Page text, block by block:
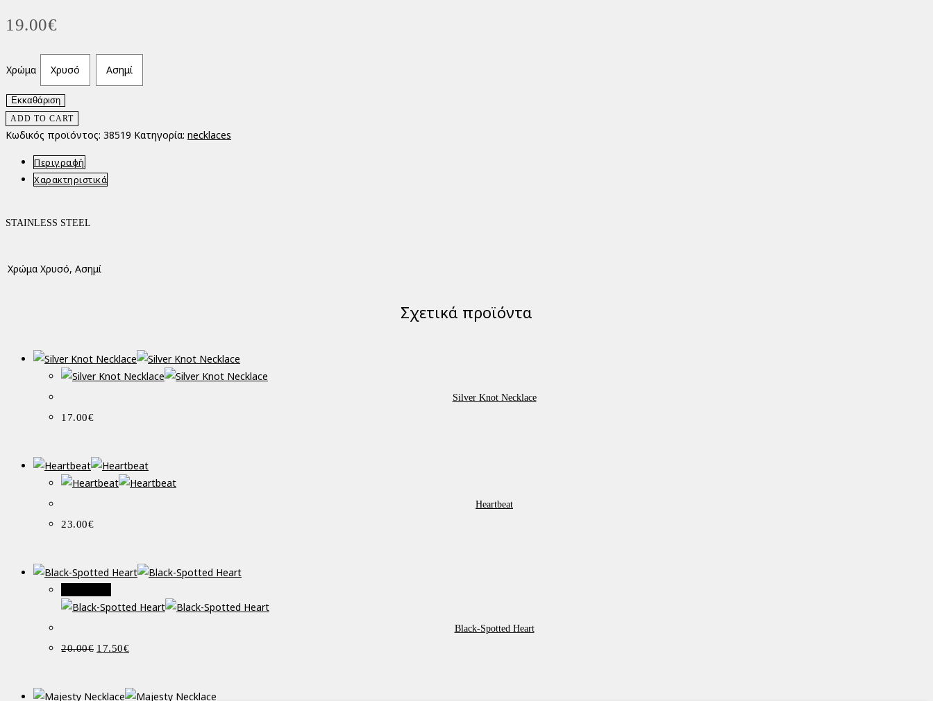
19.00€
Χρώμα Χρυσό Ασημί
Εκκαθάριση
Heart
Necklace
ADD TO CART
Κωδικός προϊόντος: 38519 Κατηγορία: necklaces
Περιγραφή
Χαρακτηριστικά
STAINLESS STEEL
Χρώμα Χρυσό, Ασημί
Σχετικά προϊόντα
Silver Knot Necklace
17.00€
Heartbeat
23.00€
Black-Spotted Heart
20.00€ Original
price
17.50€Η
τρέχουσα
17.50€.